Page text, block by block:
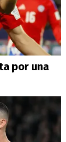
por una